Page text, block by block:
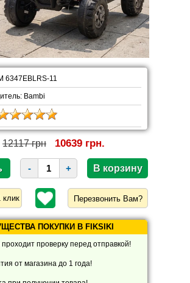
6347EBLRS-11
Bambi
12117 грн 10639 грн.
- +
Перезвонить Вам?
ПОКУПКИ В FIKSIKI
проходит проверку перед отправкой!
от магазина до 1 года!